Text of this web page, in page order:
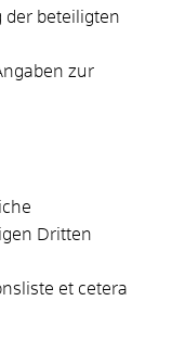
der beteiligten
zur
Dritten
et cetera